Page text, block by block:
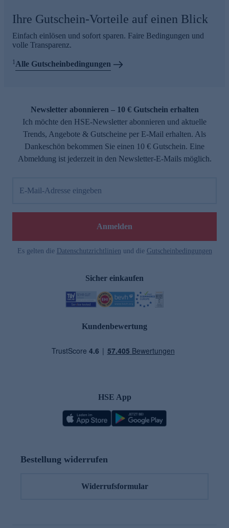
Ihre Gutschein-Vorteile auf einen Blick
Einfach einlösen und sofort sparen. Faire Bedingungen und
volle Transparenz.
1Alle Gutscheinbedingungen
Newsletter abonnieren – 10 € Gutschein erhalten
Ich möchte den HSE-Newsletter abonnieren und aktuelle
Trends, Angebote & Gutscheine per E-Mail erhalten. Als
Dankeschön bekommen Sie einen 10 € Gutschein. Eine
Abmeldung ist jederzeit in den Newsletter-E-Mails möglich.
E-Mail-Adresse eingeben
Anmelden
Es gelten die Datenschutzrichtlinien und die Gutscheinbedingungen
Sicher einkaufen
Kundenbewertung
HSE App
Bestellung widerrufen
Widerrufsformular